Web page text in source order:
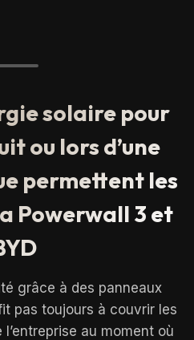
solaire pour
ou lors d’une
permettent les
Powerwall 3 et
grâce à des panneaux
pas toujours à couvrir les
au moment où